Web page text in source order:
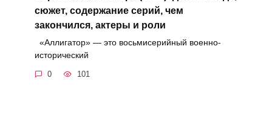
сюжет, содержание серий, чем
закончился, актеры и роли
«Аллигатор» — это восьмисерийный военно-
исторический
0 101